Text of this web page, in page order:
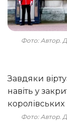
Фото:
Завдяки
навіть у
королівських
Фото: